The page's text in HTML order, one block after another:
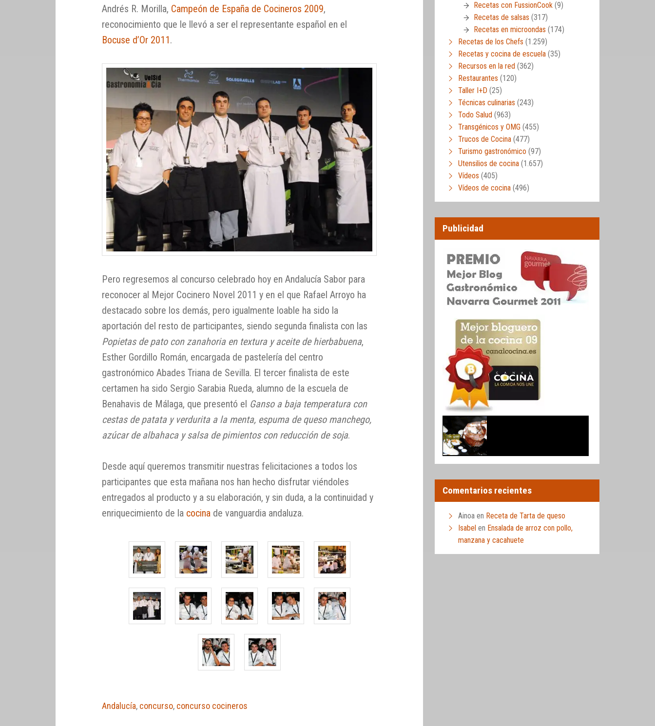
Andrés R. Morilla, Campeón de España de Cocineros 2009,
reconocimiento que le llevó a ser el representante español en el
Bocuse d’Or 2011.
Pero regresemos al concurso celebrado hoy en Andalucía Sabor para
reconocer al Mejor Cocinero Novel 2011 y en el que Rafael Arroyo ha
destacado sobre los demás, pero igualmente loable ha sido la
aportación del resto de participantes, siendo segunda finalista con las
Popietas de pato con zanahoria en textura y aceite de hierbabuena,
Esther Gordillo Román, encargada de pastelería del centro
gastronómico Abades Triana de Sevilla. El tercer finalista de este
certamen ha sido Sergio Sarabia Rueda, alumno de la escuela de
Benahavis de Málaga, que presentó el Ganso a baja temperatura con
cestas de patata y verdurita a la menta, espuma de queso manchego,
azúcar de albahaca y salsa de pimientos con reducción de soja.
Desde aquí queremos transmitir nuestras felicitaciones a todos los
participantes que esta mañana nos han hecho disfrutar viéndoles
entregados al producto y a su elaboración, y sin duda, a la continuidad y
enriquecimiento de la cocina de vanguardia andaluza.
Andalucía, concurso, concurso cocineros
Recetas con FussionCook (9)
Recetas de salsas (317)
Recetas en microondas (174)
Recetas de los Chefs (1.259)
Recetas y cocina de escuela (35)
Recursos en la red (362)
Restaurantes (120)
Taller I+D (25)
Técnicas culinarias (243)
Todo Salud (963)
Transgénicos y OMG (455)
Trucos de Cocina (477)
Turismo gastronómico (97)
Utensilios de cocina (1.657)
Vídeos (405)
Vídeos de cocina (496)
Publicidad
Comentarios recientes
Ainoa en Receta de Tarta de queso
Isabel en Ensalada de arroz con pollo,
manzana y cacahuete